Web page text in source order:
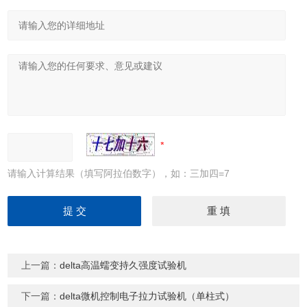
请输入计算结果（填写阿拉伯数字），如：三加四=7
上一篇：delta高温蠕变持久强度试验机
下一篇：delta微机控制电子拉力试验机（单柱式）